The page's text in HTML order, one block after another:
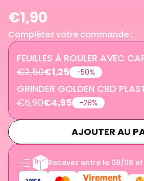
€1,90
Complétez votre commande :
FEUILLES À ROULER AVEC
€2,50€1,25 -50%
GRINDER GOLDEN CBD
€6,90€4,95 -28%
AJOUTER AU
Recevez entre le 08/08